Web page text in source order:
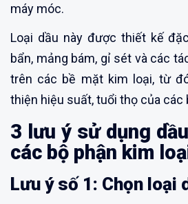
máy móc.
Loại dầu này được thiết kế
bẩn, mảng bám, gỉ sét và các
trên các bề mặt kim loại, từ
thiện hiệu suất, tuổi thọ của các
3 lưu ý sử dụng
các bộ phận kim
Lưu ý số 1: Chọn loại